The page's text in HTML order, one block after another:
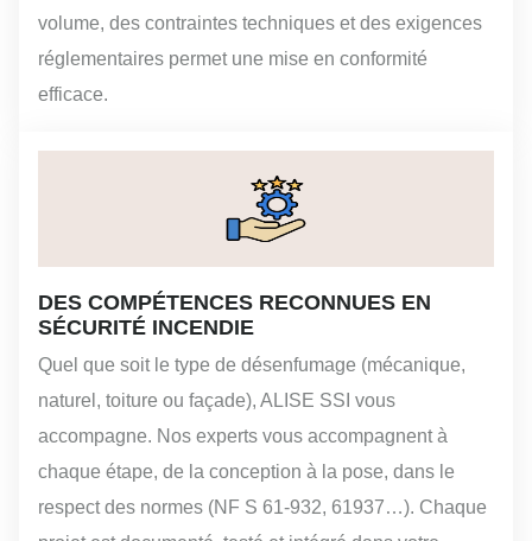
volume, des contraintes techniques et des exigences
réglementaires permet une mise en conformité
efficace.
DES COMPÉTENCES RECONNUES EN
SÉCURITÉ INCENDIE
Quel que soit le type de désenfumage (mécanique,
naturel, toiture ou façade), ALISE SSI vous
accompagne. Nos experts vous accompagnent à
chaque étape, de la conception à la pose, dans le
respect des normes (NF S 61-932, 61937…). Chaque